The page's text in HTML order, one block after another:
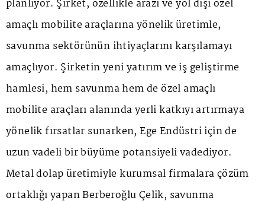
planlıyor. Şirket, özellikle arazi ve yol dışı özel
amaçlı mobilite araçlarına yönelik üretimle,
savunma sektörünün ihtiyaçlarını karşılamayı
amaçlıyor. Şirketin yeni yatırım ve iş geliştirme
hamlesi, hem savunma hem de özel amaçlı
mobilite araçları alanında yerli katkıyı artırmaya
yönelik fırsatlar sunarken, Ege Endüstri için de
uzun vadeli bir büyüme potansiyeli vadediyor.
Metal dolap üretimiyle kurumsal firmalara çözüm
ortaklığı yapan Berberoğlu Çelik, savunma